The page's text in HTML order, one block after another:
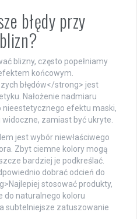
błędy przy
blizny, często popełniamy
końcowym.
błędów</strong> jest
Nałożenie nadmiaru
efektu maski,
zamiast być ukryte.
jest wybór niewłaściwego
Zbyt ciemne kolory mogą
bardziej je podkreślać.
dobrać odcień do
stosować produkty,
do naturalnego koloru
subtelniejsze zatuszowanie